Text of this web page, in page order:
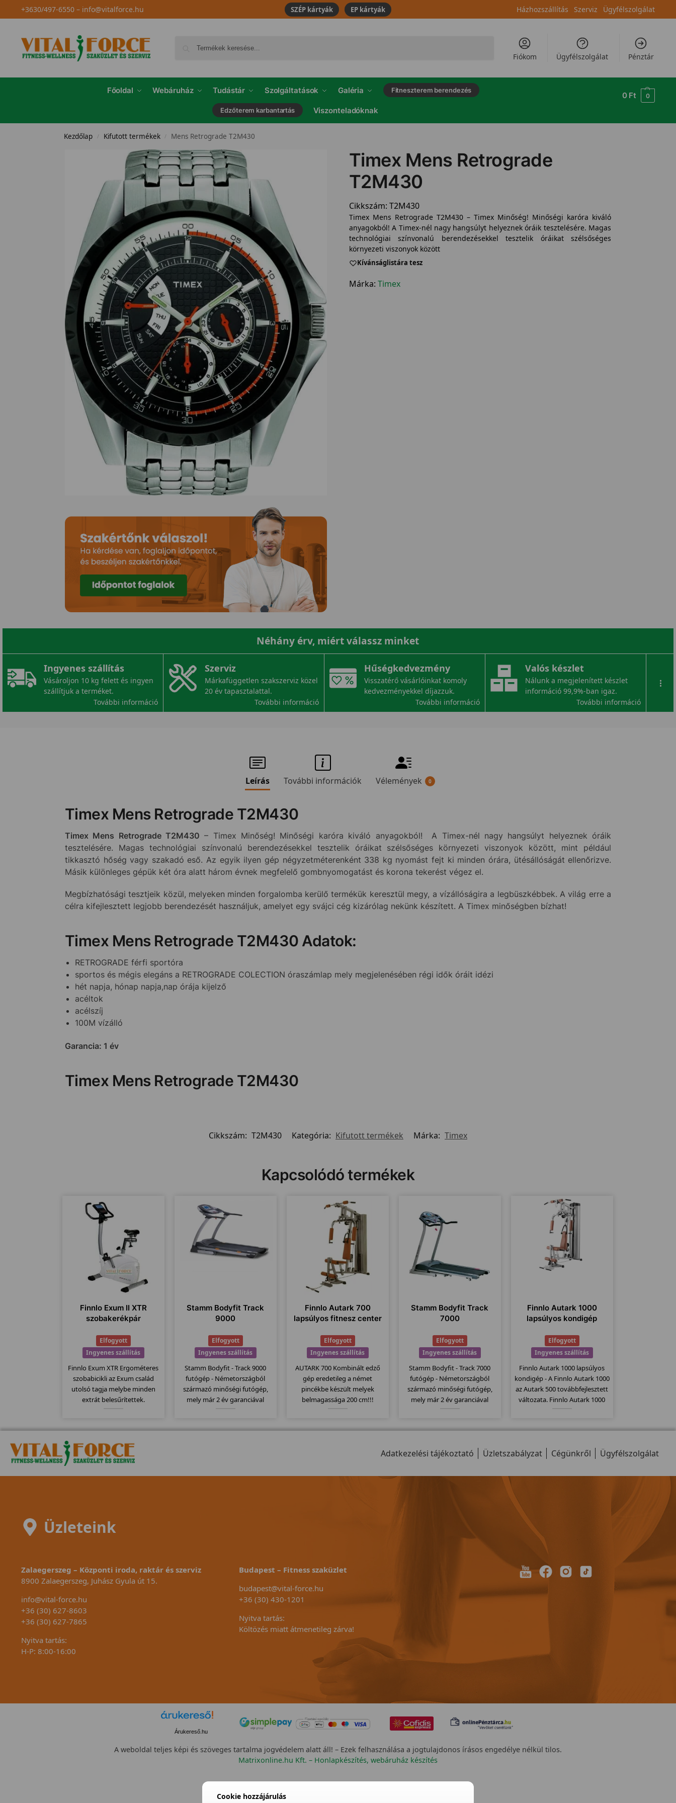
+3630/497-6550– info@vitalforce.hu SZÉP kártyák EP kártyák Házhozszállítás Szerviz Ügyfélszolgálat
Fiókom Ügyfélszolgálat Pénztár
Főoldal Webáruház Tudástár Szolgáltatások Galéria Fitneszterem berendezés
Edzőterem karbantartás Viszonteladóknak
0 Ft 0
Kezdőlap / Kifutott termékek / Mens Retrograde T2M430
Timex Mens Retrograde
T2M430
Cikkszám: T2M430
Timex Mens Retrograde T2M430 – Timex Minőség! Minőségi karóra kiváló
anyagokból! A Timex-nél nagy hangsúlyt helyeznek óráik tesztelésére. Magas
technológiai színvonalú berendezésekkel tesztelik óráikat szélsőséges
környezeti viszonyok között
Kívánságlistára tesz
Márka: Timex
Néhány érv, miért válassz minket
Ingyenes szállítás
Vásároljon 10 kg felett és ingyen
szállítjuk a terméket.
További információ
Szerviz
Márkafüggetlen szakszerviz közel
20 év tapasztalattal.
További információ
Hűségkedvezmény
Visszatérő vásárlóinkat komoly
kedvezményekkel díjazzuk.
További információ
Valós készlet
Nálunk a megjelenített készlet
információ 99,9%-ban igaz.
További információ
...
Leírás További információk Vélemények 0
Timex Mens Retrograde T2M430
Timex Mens Retrograde T2M430 – Timex Minőség! Minőségi karóra kiváló anyagokból! A Timex-nél nagy hangsúlyt helyeznek óráik
tesztelésére. Magas technológiai színvonalú berendezésekkel tesztelik óráikat szélsőséges környezeti viszonyok között, mint például
tikkasztó hőség vagy szakadó eső. Az egyik ilyen gép négyzetméterenként 338 kg nyomást fejt ki minden órára, ütésállóságát ellenőrizve.
Másik különleges gépük két óra alatt három évnek megfelelő gombnyomogatást és korona tekerést végez el.
Megbízhatósági tesztjeik közül, melyeken minden forgalomba kerülő termékük keresztül megy, a vízállóságira a legbüszkébbek. A világ erre a
célra kifejlesztett legjobb berendezését használjuk, amelyet egy svájci cég kizárólag nekünk készített. A Timex minőségben bízhat!
Timex Mens Retrograde T2M430 Adatok:
RETROGRADE férfi sportóra
sportos és mégis elegáns a RETROGRADE COLECTION óraszámlap mely megjelenésében régi idők óráit idézi
hét napja, hónap napja,nap órája kijelző
acéltok
acélszíj
100M vízálló
Garancia: 1 év
Timex Mens Retrograde T2M430
Cikkszám: T2M430 Kategória: Kifutott termékek Márka: Timex
Kapcsolódó termékek
Finnlo Exum II XTR
szobakerékpár
Elfogyott
Ingyenes szállítás
Finnlo Exum XTR Ergométeres
szobabicikli az Exum család
utolsó tagja melybe minden
extrát belesűrítettek.
már jól megszokott német
minőség köszön vissza ezeknél
a bicikliknél...
Stamm Bodyfit Track
9000
Elfogyott
Ingyenes szállítás
Stamm Bodyfit - Track 9000
futógép - Németországból
származó minőségi futógép,
mely már 2 év garanciával
kategóriájához képest
Finnlo Autark 700
lapsúlyos fitnesz center
Elfogyott
Ingyenes szállítás
AUTARK 700 Kombinált edző
gép eredetileg a német
pincékbe készült melyek
belmagassága 200 cm!!!
Stamm Bodyfit Track
7000
Elfogyott
Ingyenes szállítás
Stamm Bodyfit - Track 7000
futógép - Németországból
származó minőségi futógép,
mely már 2 év garanciával
kategóriájához képest
rendelkezik.
Finnlo Autark 1000
lapsúlyos kondigép
Elfogyott
Ingyenes szállítás
Finnlo Autark 1000 lapsúlyos
kondigép - A Finnlo Autark 1000
az Autark 500 továbbfejlesztett
változata. Finnlo Autark 1000
gyakorlati lehetőségeket kínál.
Adatkezelési tájékoztató Üzletszabályzat Cégünkről Ügyfélszolgálat
Üzleteink
Zalaegerszeg – Központi iroda, raktár és szerviz
8900 Zalaegerszeg, Juhász Gyula út 15.
info@vital-force.hu
+36 (30) 627-8603
+36 (30) 627-7865
Nyitva tartás:
H-P: 8:00-16:00
Budapest – Fitness szaküzlet
budapest@vital-force.hu
+36 (30) 430-1201
Nyitva tartás:
Költözés miatt átmenetileg zárva!
Árukereső.hu
A weboldal teljes képi és szöveges tartalma jogvédelem alatt áll! – Ezek felhasználása a jogtulajdonos írásos engedélye nélkül tilos.
Matrixonline.hu Kft. – Honlapkészítés, webáruház készítés
Cookie hozzájárulás